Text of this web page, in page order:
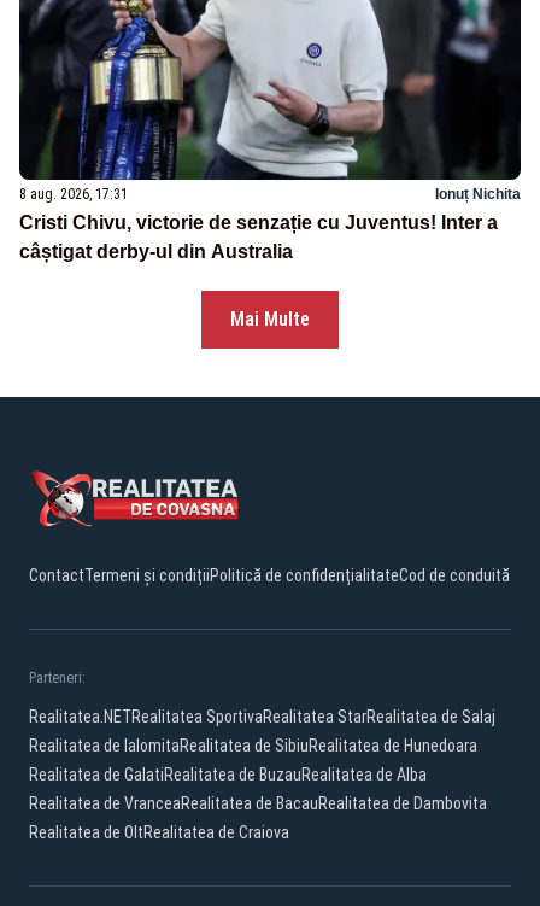
8 aug. 2026, 17:31 Ionuț Nichita
Cristi Chivu, victorie de senzație cu Juventus! Inter a
câștigat derby-ul din Australia
Mai Multe
ContactTermeni și condițiiPolitică de confidențialitateCod de conduită
Parteneri:
Realitatea.NETRealitatea SportivaRealitatea StarRealitatea de Salaj
Realitatea de IalomitaRealitatea de SibiuRealitatea de Hunedoara
Realitatea de GalatiRealitatea de BuzauRealitatea de Alba
Realitatea de VranceaRealitatea de BacauRealitatea de Dambovita
Realitatea de OltRealitatea de Craiova